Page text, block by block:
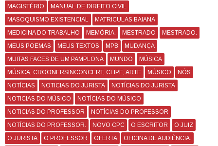
MAGISTÉRIO
MANUAL DE DIREITO CIVIL
MASOQUISMO EXISTENCIAL
MATRICULAS BAIANA
MEDICINA DO TRABALHO
MEMÓRIA. MESTRADO
MESTRADO.
MEUS POEMAS
MEUS TEXTOS MPB
MUDANÇA
MUITAS FACES DE UM PAMPLONA
MUNDO
MÚSICA
MÚSICA; CROONERSINCONCERT; CLIPE; ARTE
MÚSICO
NÓS
NOTÍCIAS
NOTICIAS DO JURISTA
NOTÍCIAS DO JURISTA
NOTICIAS DO MÚSICO
NOTÍCIAS DO MÚSICO
NOTICIAS DO PROFESSOR
NOTÍCIAS DO PROFESSOR
NOTÍCIAS DO PROFESSOR.
NOVO CPC O ESCRITOR
O JUIZ
O JURISTA
O PROFESSOR OFERTA
OFICINA DE AUDIÊNCIA.